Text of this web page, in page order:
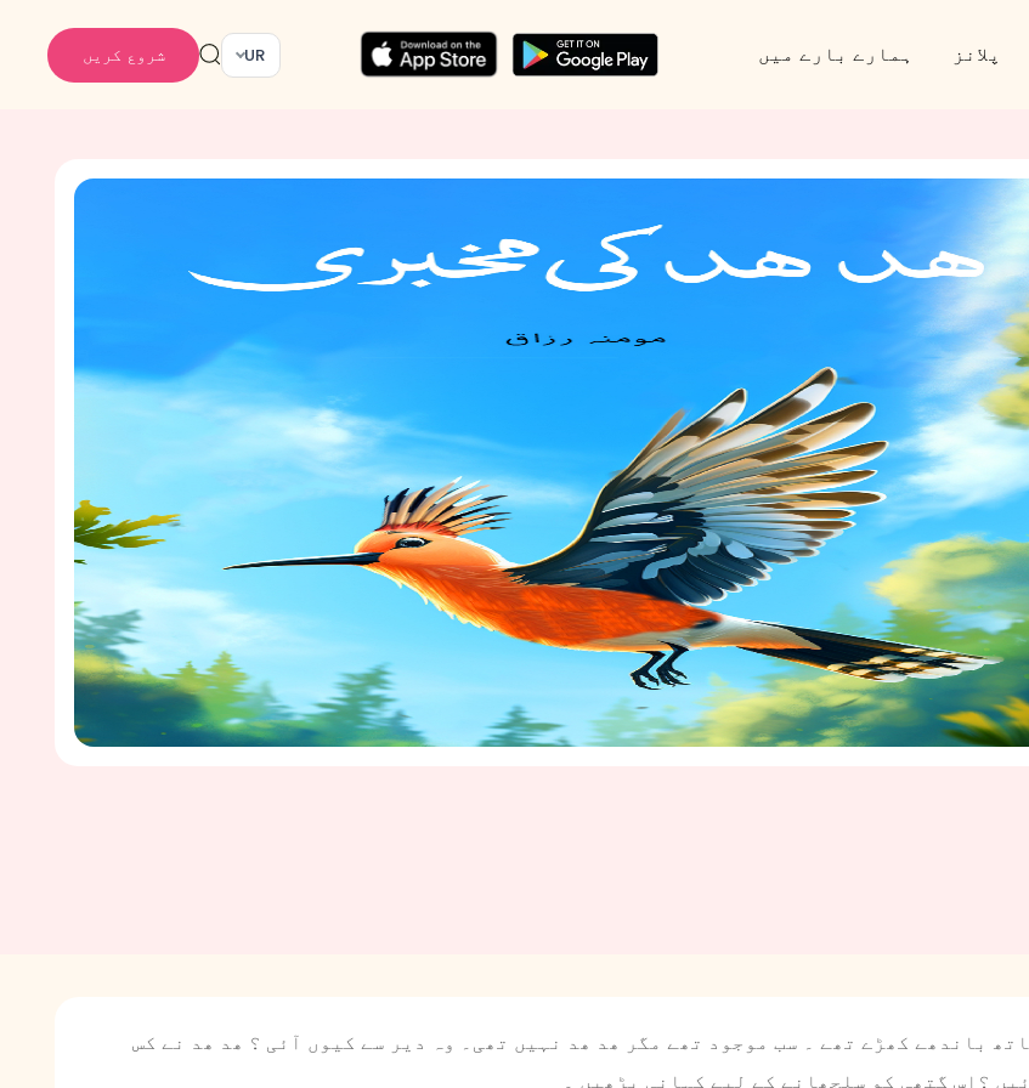
پلانز ہمارے بارے میں UR شروع کریں
باندھے کھڑے تھے ۔ سب موجود تھے مگر ھد ھد نہیں تھی۔ وہ دیر سے کیوں آئی ؟ ھد ھد نے کس
؟اس گتھی کو سلجھانے کے لیے کہانی پڑھیں ۔